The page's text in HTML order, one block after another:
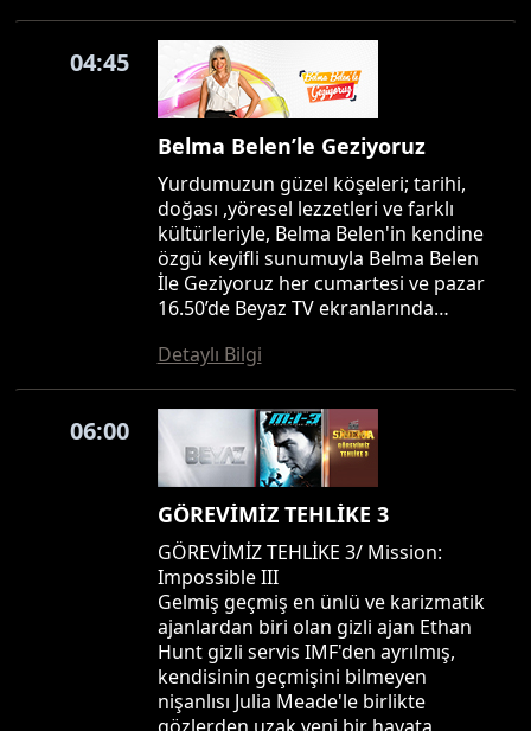
04:45
Belma Belen’le Geziyoruz
Yurdumuzun güzel köşeleri; tarihi,
doğası ,yöresel lezzetleri ve farklı
kültürleriyle, Belma Belen'in kendine
özgü keyifli sunumuyla Belma Belen
İle Geziyoruz her cumartesi ve pazar
16.50’de Beyaz TV ekranlarında…
Detaylı Bilgi
06:00
GÖREVİMİZ TEHLİKE 3
GÖREVİMİZ TEHLİKE 3/ Mission:
Impossible III
Gelmiş geçmiş en ünlü ve karizmatik
ajanlardan biri olan gizli ajan Ethan
Hunt gizli servis IMF'den ayrılmış,
kendisinin geçmişini bilmeyen
nişanlısı Julia Meade'le birlikte